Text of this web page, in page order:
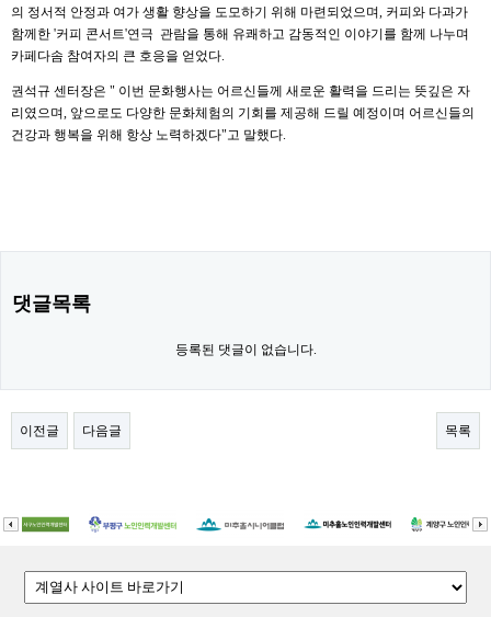
의 정서적 안정과 여가 생활 향상을 도모하기 위해 마련되었으며, 커피와 다과가
함께한 '커피 콘서트'연극 관람을 통해 유쾌하고 감동적인 이야기를 함께 나누며
카페다솜 참여자의 큰 호응을 얻었다.
권석규 센터장은 " 이번 문화행사는 어르신들께 새로운 활력을 드리는 뜻깊은 자
리였으며, 앞으로도 다양한 문화체험의 기회를 제공해 드릴 예정이며 어르신들의
건강과 행복을 위해 항상 노력하겠다"고 말했다.
댓글목록
등록된 댓글이 없습니다.
이전글 다음글 목록